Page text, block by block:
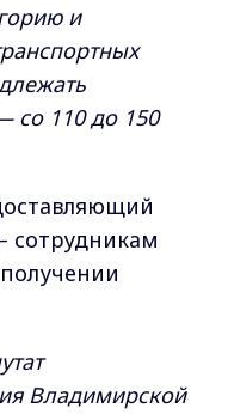
и
со 110 до 150
сотрудникам
Владимирской